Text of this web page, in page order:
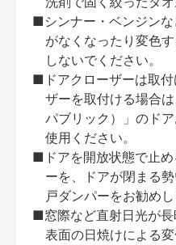
■シンナー・ベンジン
がなくなったり変色
しないでください。
■ドアクローザーは取
ザーを取付ける場合
パブリック）」のド
使用ください。
■ドアを開放状態で止
ーを、ドアが閉まる
戸ダンパーをお勧めし
■窓際など直射日光が長
表面の日焼けによる